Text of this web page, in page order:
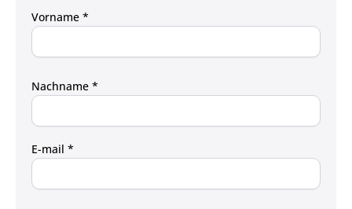
Vorname *
Nachname *
E-mail *